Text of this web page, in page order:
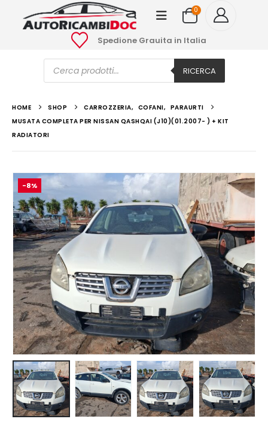
0
Spedione Grauita in Italia
Ricerca
prodotti RICERCA
HOME SHOP CARROZZERIA, COFANI, PARAURTI
MUSATA COMPLETA PER NISSAN QASHQAI (J10)(01.2007- ) + KIT
RADIATORI
-8%